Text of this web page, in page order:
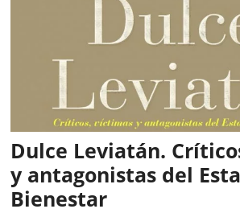
Dulce Leviatán.
y antagonistas del
Bienestar